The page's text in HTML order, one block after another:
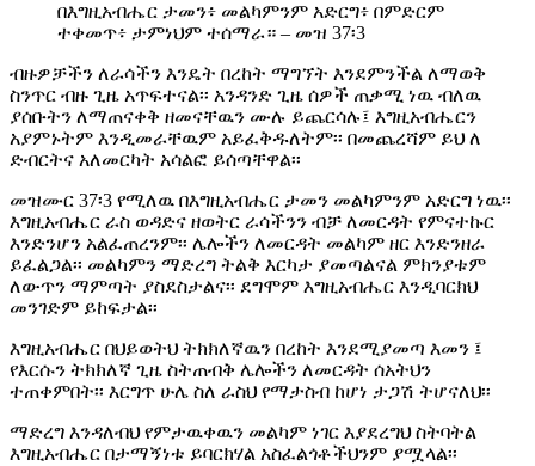
በእግዚአብሔር ታመን፥ መልካምንም አድርግ፥ በምድርም
ተቀመጥ፥ ታምነህም ተሰማራ። – መዝ 37፡3
ብዙዎቻችን ለራሳችን እንዴት በረከት ማግኘት እንደምንችል ለማወቅ
ስንጥር ብዙ ጊዜ አጥፍተናል፡፡ አንዳንድ ጊዜ ሰዎች ጠቃሚ ነዉ ብለዉ
ያሰቡትን ለማጠናቀቅ ዘመናቸዉን ሙሉ ይጨርሳሉ፤ እግዚአብሔርን
አያምኑትም እንዲመራቸዉም አይፈቅዱለትም፡፡ በመጨረሻም ይህ ለ
ድብርትና አለመርካት አሳልፎ ይሰጣቸዋል፡፡
መዝሙር 37፡3 የሚለዉ በእግዚአብሔር ታመን መልካምንም አድርግ ነዉ፡፡
እግዚአብሔር ራስ ወዳድና ዘወትር ራሳችንን ብቻ ለመርዳት የምናተኩር
እንድንሆን አልፈጠረንም፡፡ ሌሎችን ለመርዳት መልካም ዘር እንድንዘራ
ይፈልጋል፡፡ መልካምን ማድረግ ትልቅ እርካታ ያመጣልናል ምክንያቱም
ለውጥን ማምጣት ያስደስታልና፡፡ ደግሞም እግዚአብሔር እንዲባርክህ
መንገድም ይከፍታል፡፡
እግዚአብሔር በህይወትህ ትክክለኛዉን በረከት እንደሚያመጣ እመን ፤
የእርሱን ትክክለኛ ጊዜ ስትጠብቅ ሌሎችን ለመርዳት ሰአትህን
ተጠቀምበት፡፡ እርግጥ ሁሌ ስለ ራስህ የማታስብ ከሆነ ታጋሽ ትሆናለህ፡፡
ማድረግ እንዳለብህ የምታዉቀዉን መልካም ነገር እያደረግህ ስትባትል
እግዚአብሔር በታማኝነቱ ይባርክሃል አስፈልጎቶችህንም ያሟላል፡፡